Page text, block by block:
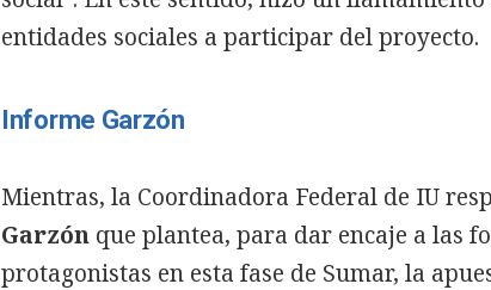
entidades sociales a participar del proyecto.
Informe Garzón
Mientras, la Coordinadora Federal de IU
Garzón que plantea, para dar encaje a las
protagonistas en esta fase de Sumar, la